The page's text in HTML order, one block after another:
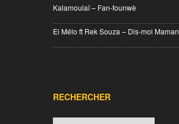
Kalamoulaï – Fan-founwè
El Mélo ft Rek Souza – Dis-moi Maman
RECHERCHER